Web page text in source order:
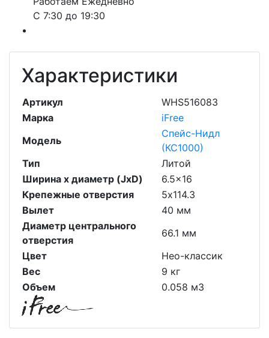
С 7:30 до 19:30
Характеристики
Артикул
WHS516083
Марка
iFree
Модель
Спейс-Нидл
(КС1000)
Тип
Литой
Ширина х диаметр (JxD)
6.5x16
Крепежные отверстия
5х114.3
Вылет
40 мм
Диаметр центрального
отверстия
66.1 мм
Цвет
Нео-классик
Вес
9 кг
Объем
0.058 м3